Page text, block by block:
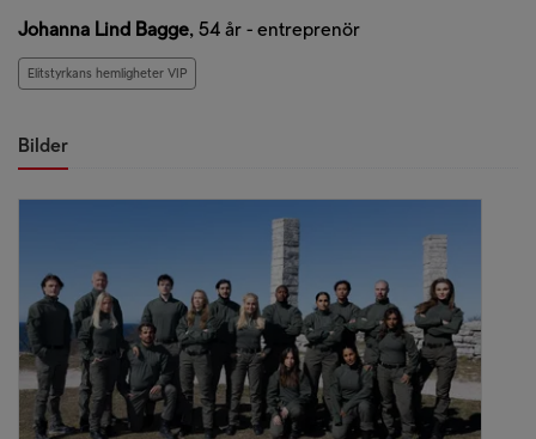
Johanna Lind Bagge, 54 år - entreprenör
Elitstyrkans hemligheter VIP
Bilder